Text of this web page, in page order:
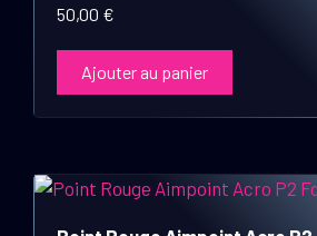
50,00 €
Ajouter au panier